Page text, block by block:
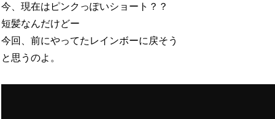
今、現在はピンクっぽいショート？？
短髪なんだけどー
今回、前にやってたレインボーに戻そう
と思うのよ。